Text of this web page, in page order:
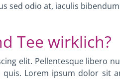
sed odio at, iaculis
Tee wirklich?
elit. Pellentesque libero
quis. Lorem ipsum dolor sit